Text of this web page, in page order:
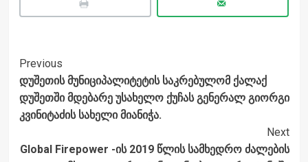
Post
Navigation
Previous
დუშეთის მუნიციპალიტეტის საკრებულომ ქალაქ
დუშეთში მდებარე უსახელო ქუჩას გენერალ გიორგი
კვინიტაძის სახელი მიანიჭა.
Next
Global Firepower -ის 2019 წლის სამხედრო ძალების